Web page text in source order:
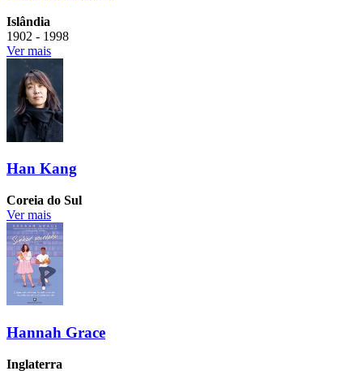
Islândia
1902 - 1998
Ver mais
Han Kang
Coreia do Sul
Ver mais
Hannah Grace
Inglaterra